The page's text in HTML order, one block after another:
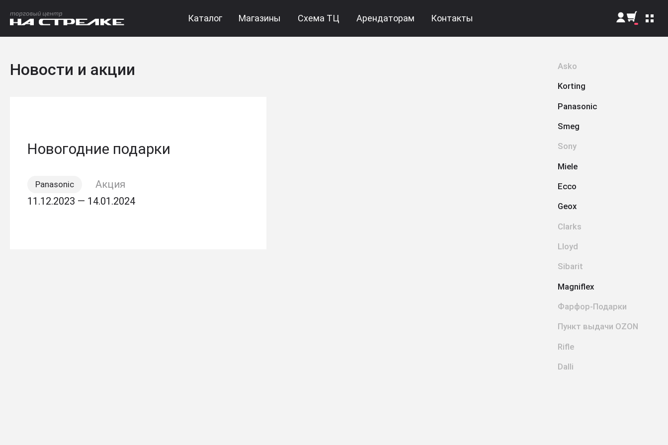
Каталог Магазины Схема ТЦ Арендаторам Контакты
Новости и акции
Новогодние подарки
Panasonic
Акция
11.12.2023 — 14.01.2024
Asko
Kоrting
Panasonic
Smeg
Sony
Miele
Ecco
Geox
Clarks
Lloyd
Sibarit
Magniflex
Фарфор-Подарки
Пункт выдачи OZON
Rifle
Dalli